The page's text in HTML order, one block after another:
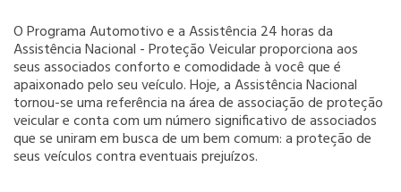
O Programa Automotivo e a Assistência 24 horas da
Assistência Nacional - Proteção Veicular proporciona aos
seus associados conforto e comodidade à você que é
apaixonado pelo seu veículo. Hoje, a Assistência Nacional
tornou-se uma referência na área de associação de proteção
veicular e conta com um número significativo de associados
que se uniram em busca de um bem comum: a proteção de
seus veículos contra eventuais prejuízos.